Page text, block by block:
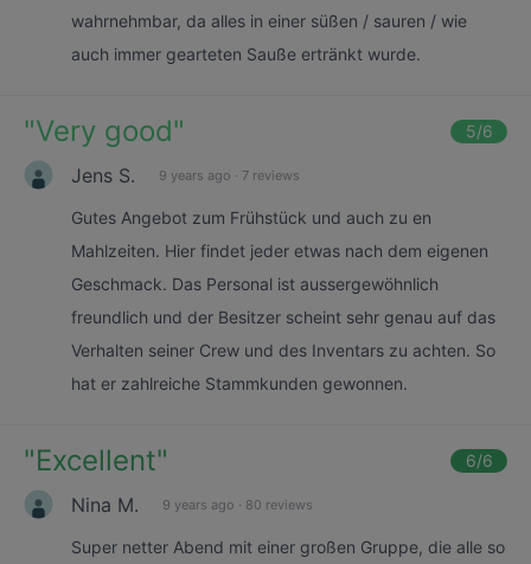
wahrnehmbar, da alles in einer süßen / sauren / wie
auch immer gearteten Sauße ertränkt wurde.
"Very good" 5/6
Jens S. 9 years ago · 7 reviews
Gutes Angebot zum Frühstück und auch zu en
Mahlzeiten. Hier findet jeder etwas nach dem eigenen
Geschmack. Das Personal ist aussergewöhnlich
freundlich und der Besitzer scheint sehr genau auf das
Verhalten seiner Crew und des Inventars zu achten. So
hat er zahlreiche Stammkunden gewonnen.
"Excellent" 6/6
Nina M. 9 years ago · 80 reviews
Super netter Abend mit einer großen Gruppe, die alle so